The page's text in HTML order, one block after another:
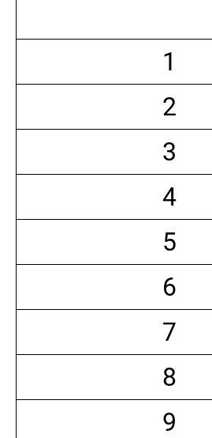
1
2
3
4
5
6
7
8
9